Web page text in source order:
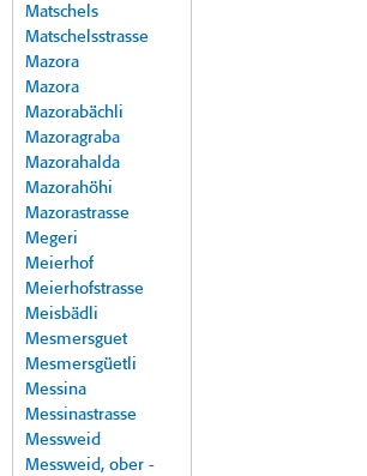
Matschels
Matschelsstrasse
Mazora
Mazora
Mazorabächli
Mazoragraba
Mazorahalda
Mazorahöhi
Mazorastrasse
Megeri
Meierhof
Meierhofstrasse
Meisbädli
Mesmersguet
Mesmersgüetli
Messina
Messinastrasse
Messweid
Messweid, ober -